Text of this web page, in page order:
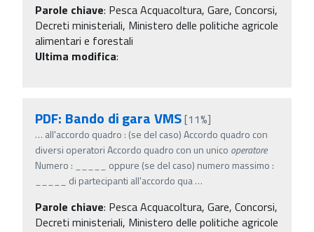
Parole chiave: Pesca Acquacoltura, Gare, Concorsi,
Decreti ministeriali, Ministero delle politiche agricole
alimentari e forestali
Ultima modifica:
PDF: Bando di gara VMS[11%]
… all'accordo quadro : (se del caso) Accordo quadro con
diversi operatori Accordo quadro con un unico operatore
Numero : _____ oppure (se del caso) numero massimo :
_____ di partecipanti all'accordo qua…
Parole chiave: Pesca Acquacoltura, Gare, Concorsi,
Decreti ministeriali, Ministero delle politiche agricole